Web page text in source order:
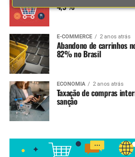
4,9%
E-COMMERCE 2 anos atrás
Abandono de carrinhos
82% no Brasil
ECONOMIA 2 anos atrás
Taxação de compras
sanção